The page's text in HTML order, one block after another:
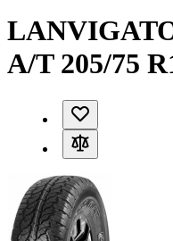
A/T 205/75